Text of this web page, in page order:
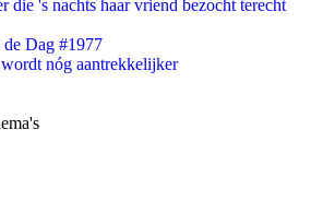
die 's nachts haar vriend bezocht terecht
Dag #1977
nóg aantrekkelijker